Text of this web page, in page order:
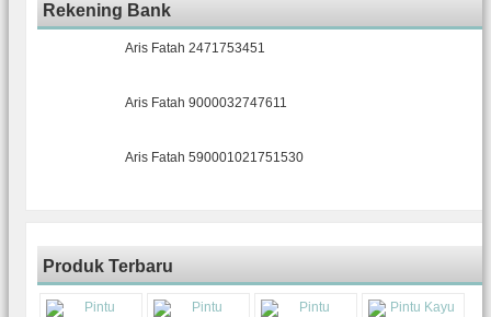
Rekening Bank
Aris Fatah 2471753451
Aris Fatah 9000032747611
Aris Fatah 590001021751530
Produk Terbaru